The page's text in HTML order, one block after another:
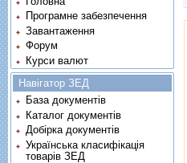
Програмне забезпечення
Завантаження
Форум
Курси валют
Навігатор ЗЕД
База документів
Каталог документів
Добірка документів
Українська класифікація
товарів ЗЕД